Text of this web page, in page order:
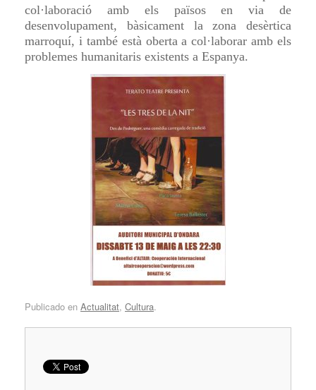
col·laboració amb els països en via de
desenvolupament, bàsicament la zona desèrtica
marroquí, i també està oberta a col·laborar amb els
problemes humanitaris existents a Espanya.
Publicado en Actualitat, Cultura.